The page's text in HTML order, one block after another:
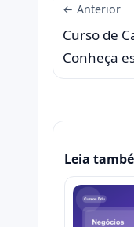
← Anterior
Curso de
Conheça
Leia